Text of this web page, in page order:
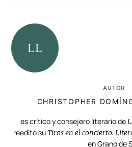
AUTOR
CHRISTOPHER
es crítico y consejero literario de
reeditó suTiros en el concierto.
en Grano de